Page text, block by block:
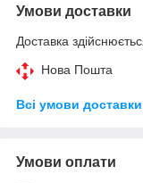
Умови доставки
Доставка
Нова Пошта
Всі умови доставки
Умови оплати